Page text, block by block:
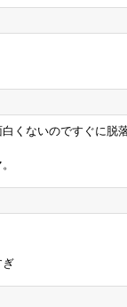
くないのですぐに脱
ぎ